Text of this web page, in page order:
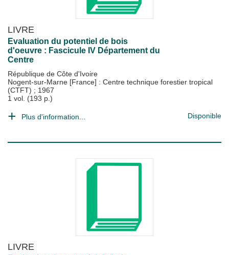
LIVRE
Evaluation du potentiel de bois
d'oeuvre : Fascicule IV Département du
Centre
République de Côte d'Ivoire
Nogent-sur-Marne [France] : Centre technique forestier tropical
(CTFT) ; 1967
1 vol. (193 p.)
Plus d'information... Disponible
LIVRE